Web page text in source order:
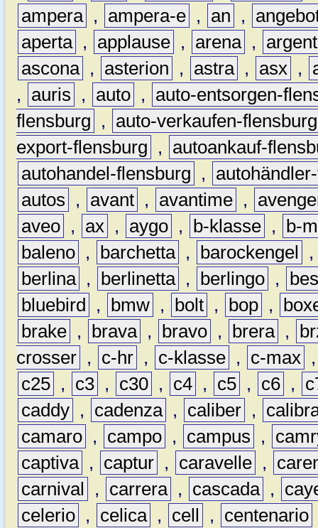
ampera , ampera-e , an ,
aperta , applause , arena ,
ascona , asterion , astra , asx ,
,
auris , auto ,
auto-entsorgen-
flensburg
,
auto-verkaufen-flensburg
export-flensburg
,
autoankauf-
autohandel-flensburg
,
autos
, avant , avantime ,
aveo , ax , aygo , b-klasse ,
b-
baleno , barchetta , barockengel
berlina , berlinetta , berlingo ,
bluebird
, bmw , bolt , bop ,
brake , brava , bravo , brera ,
crosser , c-hr , c-klasse , c-max
c25 , c3 , c30 , c4 , c5 , c6 ,
caddy , cadenza , caliber ,
camaro , campo , campus ,
captiva , captur , caravelle ,
carnival
, carrera , cascada ,
celerio , celica , cell , centenario